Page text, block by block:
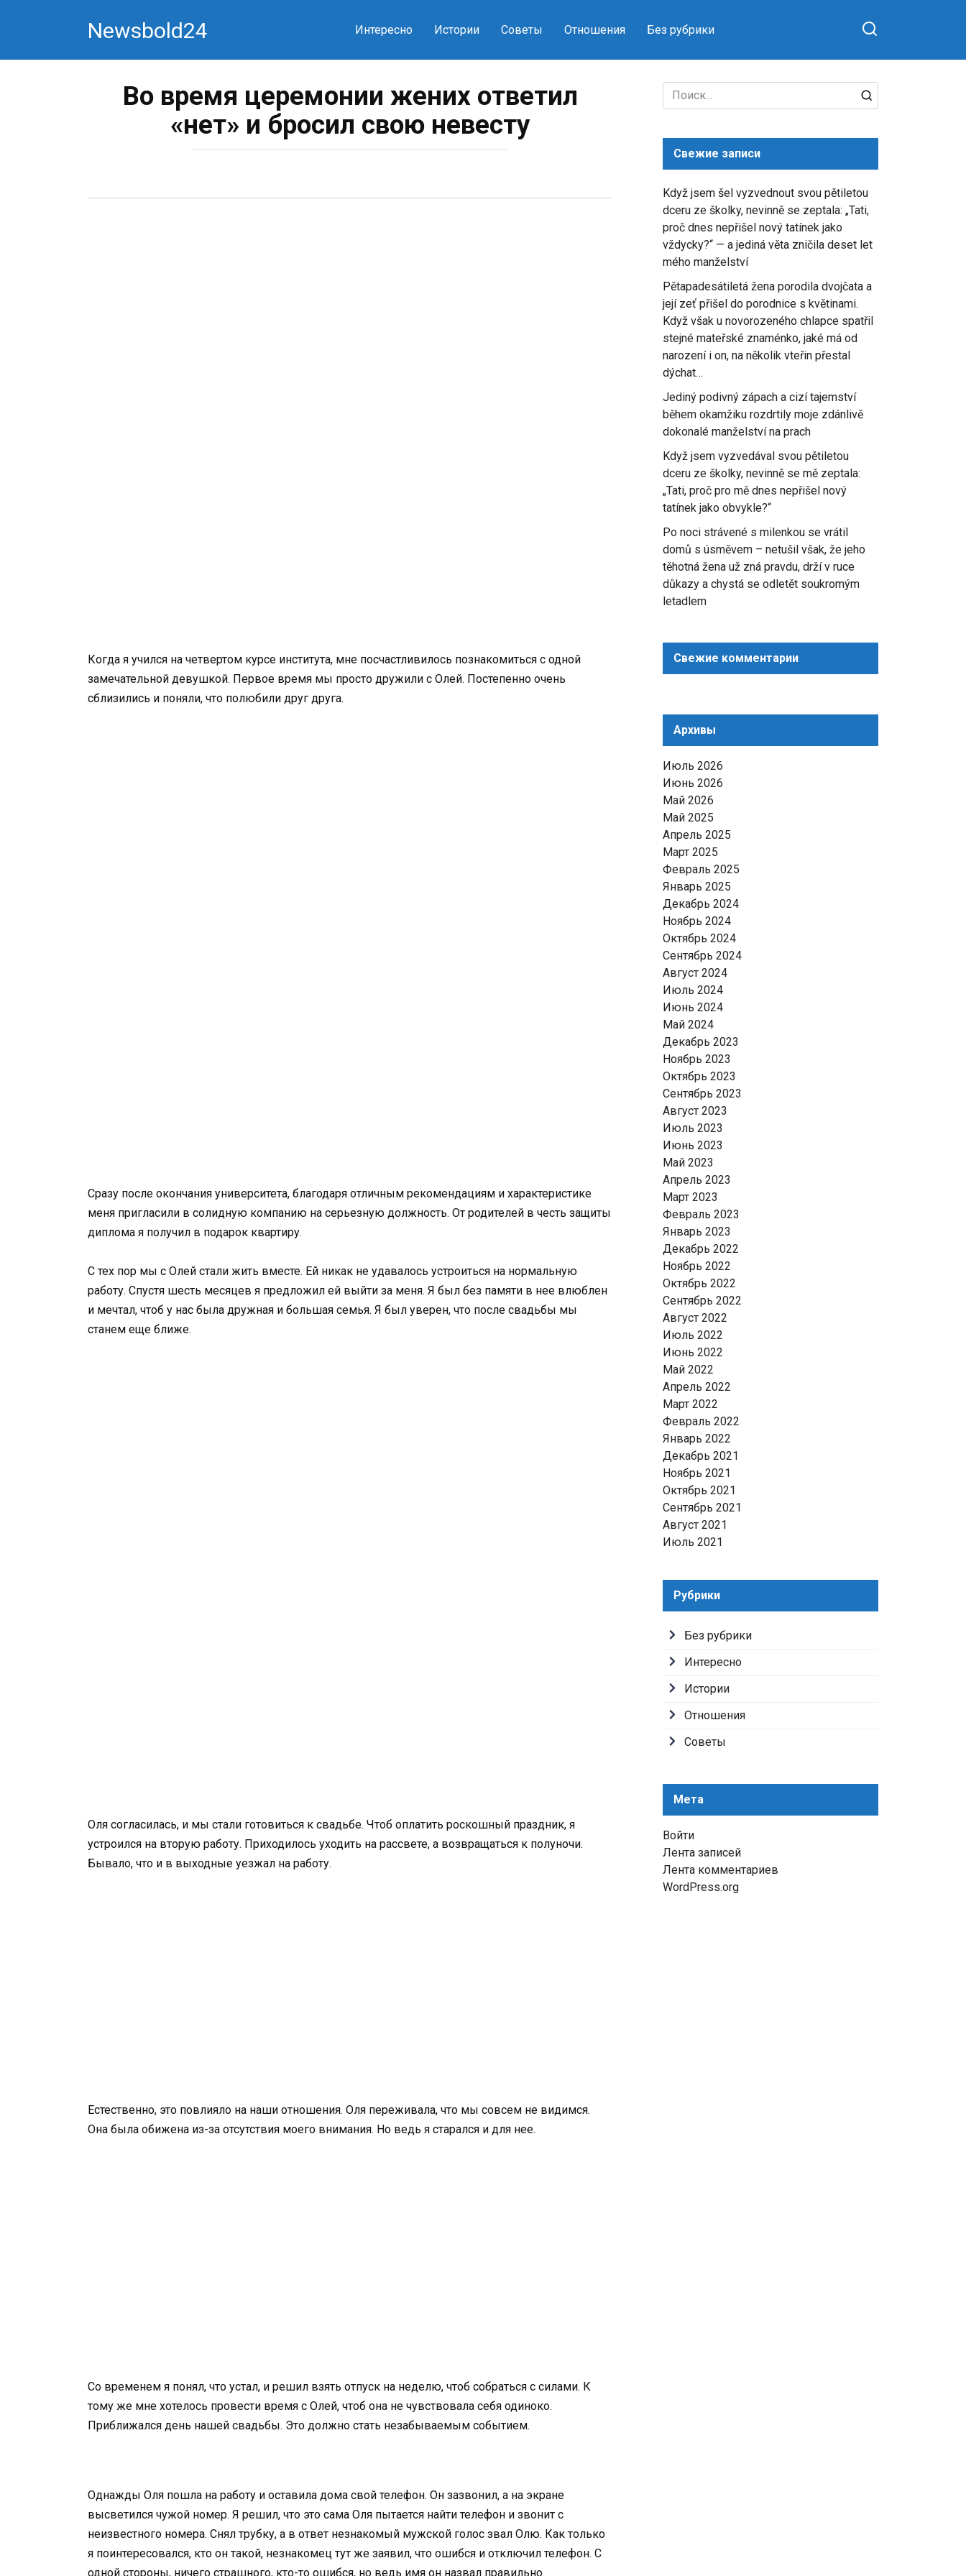
Newsbold24 Интересно Истории Советы Отношения Без рубрики
Во время церемонии жених ответил
«нет» и бросил свою невесту
Когда я учился на четвертом курсе института, мне посчастливилось познакомиться с одной
замечательной девушкой. Первое время мы просто дружили с Олей. Постепенно очень
сблизились и поняли, что полюбили друг друга.
Сразу после окончания университета, благодаря отличным рекомендациям и характеристике
меня пригласили в солидную компанию на серьезную должность. От родителей в честь защиты
диплома я получил в подарок квартиру.
С тех пор мы с Олей стали жить вместе. Ей никак не удавалось устроиться на нормальную
работу. Спустя шесть месяцев я предложил ей выйти за меня. Я был без памяти в нее влюблен
и мечтал, чтоб у нас была дружная и большая семья. Я был уверен, что после свадьбы мы
станем еще ближе.
Оля согласилась, и мы стали готовиться к свадьбе. Чтоб оплатить роскошный праздник, я
устроился на вторую работу. Приходилось уходить на рассвете, а возвращаться к полуночи.
Бывало, что и в выходные уезжал на работу.
Естественно, это повлияло на наши отношения. Оля переживала, что мы совсем не видимся.
Она была обижена из-за отсутствия моего внимания. Но ведь я старался и для нее.
Со временем я понял, что устал, и решил взять отпуск на неделю, чтоб собраться с силами. К
тому же мне хотелось провести время с Олей, чтоб она не чувствовала себя одиноко.
Приближался день нашей свадьбы. Это должно стать незабываемым событием.
Однажды Оля пошла на работу и оставила дома свой телефон. Он зазвонил, а на экране
высветился чужой номер. Я решил, что это сама Оля пытается найти телефон и звонит с
неизвестного номера. Снял трубку, а в ответ незнакомый мужской голос звал Олю. Как только
я поинтересовался, кто он такой, незнакомец тут же заявил, что ошибся и отключил телефон. С
одной стороны, ничего страшного, кто-то ошибся, но ведь имя он назвал правильно.
Search
for:
Свежие записи
Když jsem šel vyzvednout svou pětiletou
dceru ze školky, nevinně se zeptala: „Tati,
proč dnes nepřišel nový tatínek jako
vždycky?“ — a jediná věta zničila deset let
mého manželství
Pětapadesátiletá žena porodila dvojčata a
její zeť přišel do porodnice s květinami.
Když však u novorozeného chlapce spatřil
stejné mateřské znaménko, jaké má od
narození i on, na několik vteřin přestal
dýchat…
Jediný podivný zápach a cizí tajemství
během okamžiku rozdrtily moje zdánlivě
dokonalé manželství na prach
Když jsem vyzvedával svou pětiletou
dceru ze školky, nevinně se mě zeptala:
„Tati, proč pro mě dnes nepřišel nový
tatínek jako obvykle?“
Po noci strávené s milenkou se vrátil
domů s úsměvem – netušil však, že jeho
těhotná žena už zná pravdu, drží v ruce
důkazy a chystá se odletět soukromým
letadlem
Свежие комментарии
Архивы
Июль 2026
Июнь 2026
Май 2026
Май 2025
Апрель 2025
Март 2025
Февраль 2025
Январь 2025
Декабрь 2024
Ноябрь 2024
Октябрь 2024
Сентябрь 2024
Август 2024
Июль 2024
Июнь 2024
Май 2024
Декабрь 2023
Ноябрь 2023
Октябрь 2023
Сентябрь 2023
Август 2023
Июль 2023
Июнь 2023
Май 2023
Апрель 2023
Март 2023
Февраль 2023
Январь 2023
Декабрь 2022
Ноябрь 2022
Октябрь 2022
Сентябрь 2022
Август 2022
Июль 2022
Июнь 2022
Май 2022
Апрель 2022
Март 2022
Февраль 2022
Январь 2022
Декабрь 2021
Ноябрь 2021
Октябрь 2021
Сентябрь 2021
Август 2021
Июль 2021
Рубрики
Без рубрики
Интересно
Истории
Отношения
Советы
Мета
Войти
Лента записей
Лента комментариев
WordPress.org